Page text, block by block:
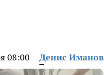
08:00 Денис Иманов